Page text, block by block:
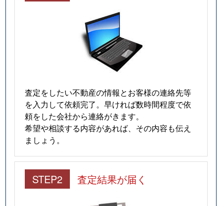
査定をしたい不動産の情報とお客様の連絡先等
を入力して依頼完了。早ければ数時間程度で依
頼をした会社から連絡がきます。
希望や相談する内容があれば、その内容も伝え
ましょう。
STEP2 査定結果が届く